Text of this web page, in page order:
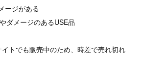
ージがある
メージのあるUSE品
イトでも販売中のため、時差で売れ切れ